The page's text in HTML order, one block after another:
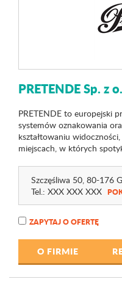
PRETENDE Sp. z
PRETENDE to europejski
systemów oznakowania
kształtowaniu
miejscach, w których
Szczęśliwa 50, 80-176
Tel.: XXX XXX XXX
ZAPYTAJ O OFERTĘ
O FIRMIE